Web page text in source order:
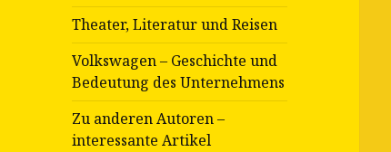
Theater, Literatur und Reisen
Volkswagen – Geschichte und
Bedeutung des Unternehmens
Zu anderen Autoren –
interessante Artikel